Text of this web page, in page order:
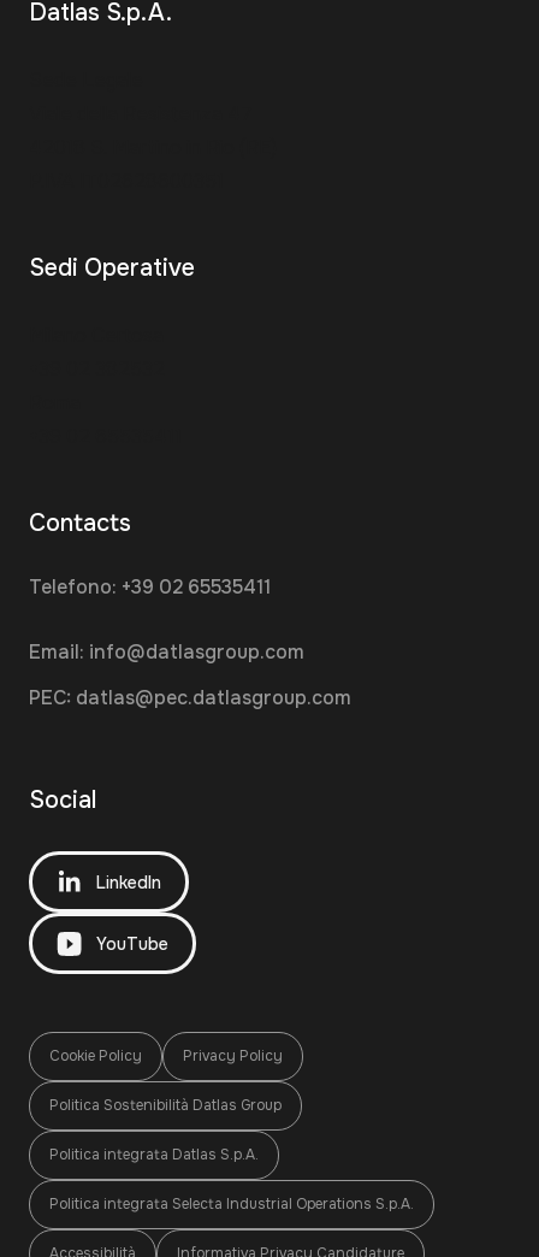
Datlas S.p.A.
Sedi Operative
Contacts
Telefono: +39 02 65535411
Email: info@datlasgroup.com
PEC: datlas@pec.datlasgroup.com
Social
LinkedIn
YouTube
Cookie Policy Privacy Policy
Politica Sostenibilità Datlas Group
Politica integrata Datlas S.p.A.
Politica integrata Selecta Industrial Operations S.p.A.